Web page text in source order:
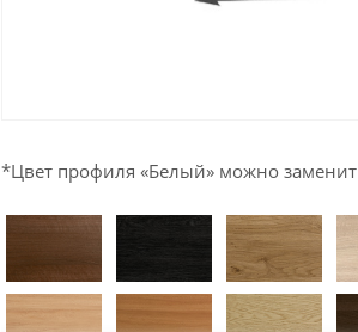
*Цвет профиля «Белый» можно